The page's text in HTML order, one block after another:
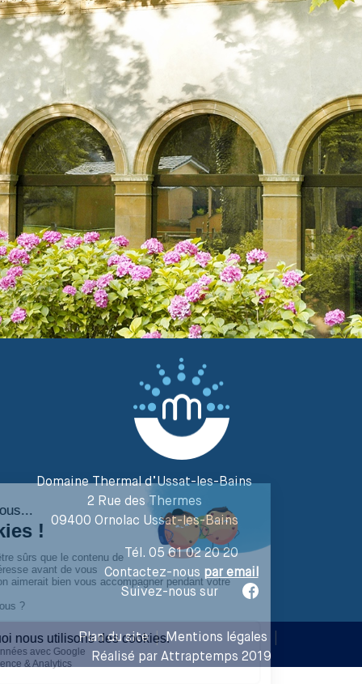
Domaine Thermal d’Ussat-les-Bains
2 Rue des Thermes
09400 Ornolac Ussat-les-Bains
Tél. 05 61 02 20 20
Contactez-nous par email
Suivez-nous sur
Plan du site | Mentions légales
Réalisé par Attraptemps 2019